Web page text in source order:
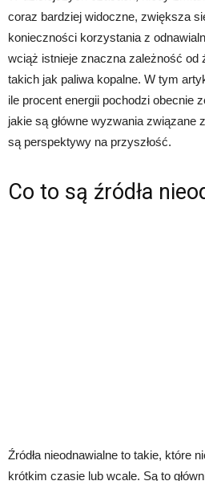
coraz bardziej widoczne, zwiększa
konieczności korzystania z
wciąż istnieje znaczna zależność od
takich jak paliwa kopalne. W tym
ile procent energii pochodzi obecnie
jakie są główne wyzwania związane
są perspektywy na przyszłość.
Co to są źródła
Źródła nieodnawialne to takie, które
krótkim czasie lub wcale. Są to